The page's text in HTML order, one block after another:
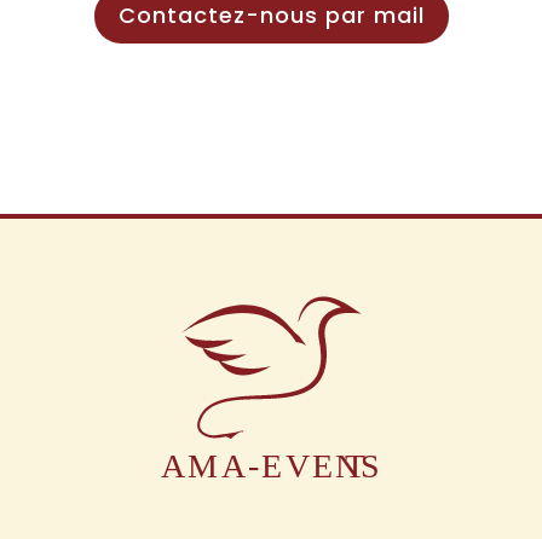
Contactez-nous par mail